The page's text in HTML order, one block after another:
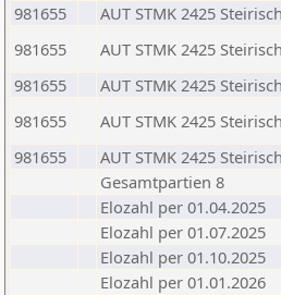
981655
AUT STMK 2425
981655
AUT STMK 2425
981655
AUT STMK 2425
981655
AUT STMK 2425
981655
AUT STMK 2425
Gesamtpartien 8
Elozahl per 01.04.2025
Elozahl per 01.07.2025
Elozahl per 01.10.2025
Elozahl per 01.01.2026